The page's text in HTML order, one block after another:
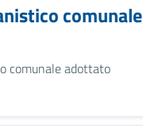
comunale
comunale adottato